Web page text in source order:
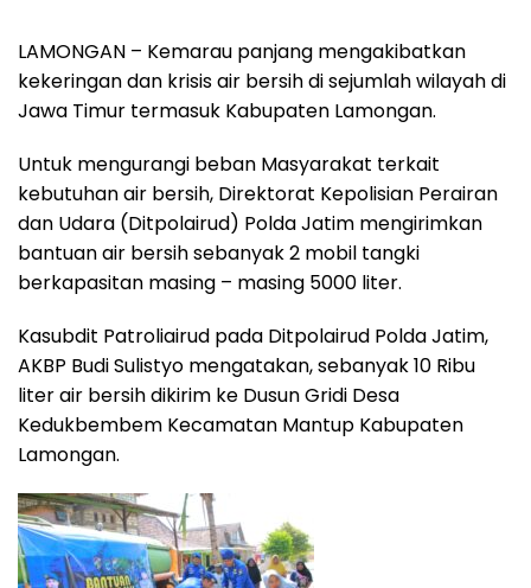
LAMONGAN – Kemarau panjang mengakibatkan
kekeringan dan krisis air bersih di sejumlah wilayah di
Jawa Timur termasuk Kabupaten Lamongan.
Untuk mengurangi beban Masyarakat terkait
kebutuhan air bersih, Direktorat Kepolisian Perairan
dan Udara (Ditpolairud) Polda Jatim mengirimkan
bantuan air bersih sebanyak 2 mobil tangki
berkapasitan masing – masing 5000 liter.
Kasubdit Patroliairud pada Ditpolairud Polda Jatim,
AKBP Budi Sulistyo mengatakan, sebanyak 10 Ribu
liter air bersih dikirim ke Dusun Gridi Desa
Kedukbembem Kecamatan Mantup Kabupaten
Lamongan.